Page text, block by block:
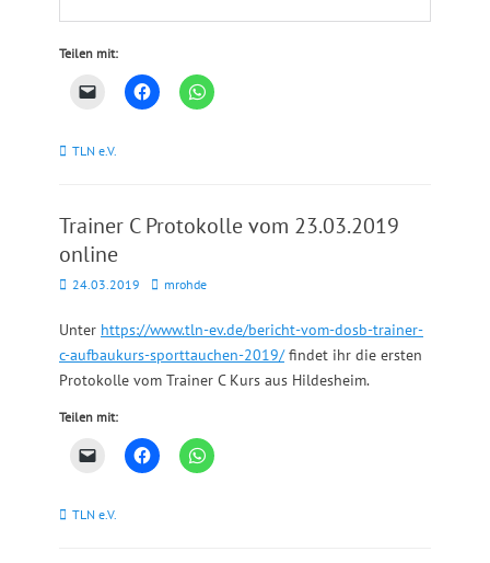
Teilen mit:
Kategorien
TLN e.V.
Trainer C Protokolle vom 23.03.2019
online
Posted
24.03.2019 Autormrohde
Unter https://www.tln-ev.de/bericht-vom-dosb-trainer-
c-aufbaukurs-sporttauchen-2019/findet ihr die ersten
Protokolle vom Trainer C Kurs aus Hildesheim.
Teilen mit:
Kategorien
TLN e.V.